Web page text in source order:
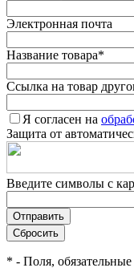
Электронная почта
Название товара*
Ссылка на товар
Я согласен на
Защита от
Введите символы с
* - Поля,